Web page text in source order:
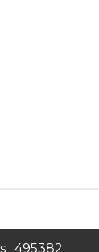
: 495382